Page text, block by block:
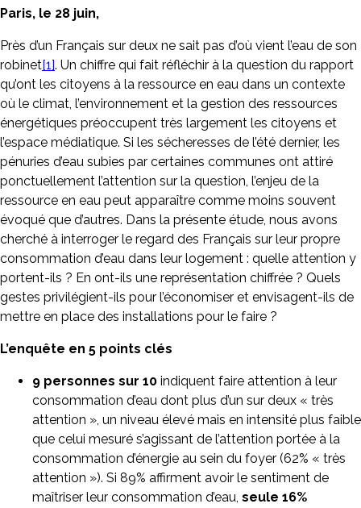
Paris, le 28 juin,
Près d’un Français sur deux ne sait pas d’où vient l’eau de son
robinet[1]. Un chiffre qui fait réfléchir à la question du rapport
qu’ont les citoyens à la ressource en eau dans un contexte
où le climat, l’environnement et la gestion des ressources
énergétiques préoccupent très largement les citoyens et
l’espace médiatique. Si les sécheresses de l’été dernier, les
pénuries d’eau subies par certaines communes ont attiré
ponctuellement l’attention sur la question, l’enjeu de la
ressource en eau peut apparaître comme moins souvent
évoqué que d’autres. Dans la présente étude, nous avons
cherché à interroger le regard des Français sur leur propre
consommation d’eau dans leur logement : quelle attention y
portent-ils ? En ont-ils une représentation chiffrée ? Quels
gestes privilégient-ils pour l’économiser et envisagent-ils de
mettre en place des installations pour le faire ?
L’enquête en 5 points clés
9 personnes sur 10 indiquent faire attention à leur
consommation d’eau dont plus d’un sur deux « très
attention », un niveau élevé mais en intensité plus faible
que celui mesuré s’agissant de l’attention portée à la
consommation d’énergie au sein du foyer (62% « très
attention »). Si 89% affirment avoir le sentiment de
maîtriser leur consommation d’eau, seule 16%